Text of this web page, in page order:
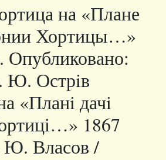
на «Плане
Хортицы…»
Опубликовано:
Ю. Острiв
«Планi дачi
1867
Власов /